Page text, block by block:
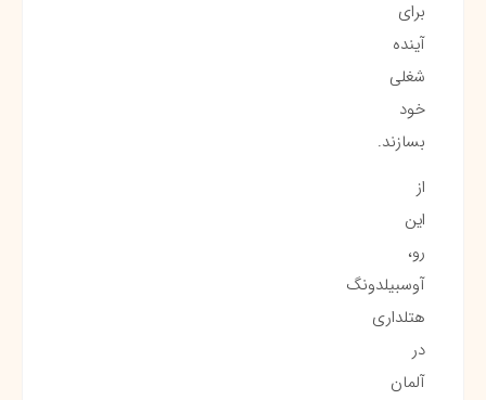
برای
آینده
شغلی
خود
بسازند.
از
این
رو،
آوسبیلدونگ
هتلداری
در
آلمان